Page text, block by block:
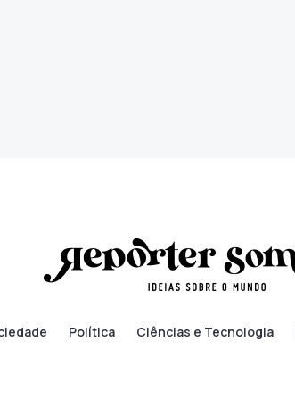
Política Ciências e Tecnologia